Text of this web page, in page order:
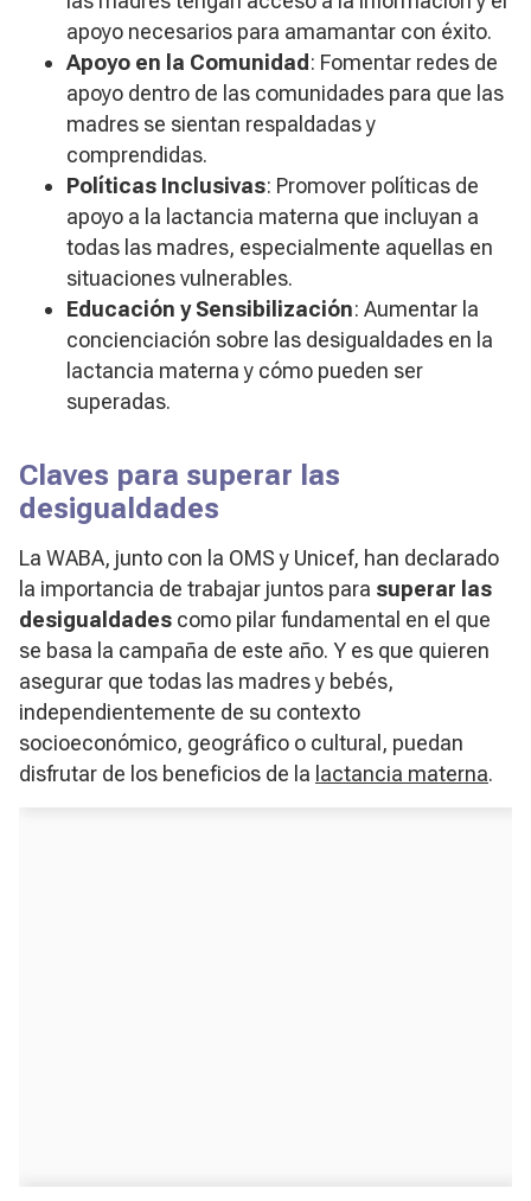
apoyo necesarios para amamantar con éxito.
Apoyo en la Comunidad : Fomentar redes de
apoyo dentro de las comunidades para que las
madres se sientan respaldadas y
comprendidas.
Políticas Inclusivas: Promover políticas de
apoyo a la lactancia materna que incluyan a
todas las madres, especialmente aquellas en
situaciones vulnerables.
Educación y Sensibilización: Aumentar la
concienciación sobre las desigualdades en la
lactancia materna y cómo pueden ser
superadas.
Claves para superar las
desigualdades
La WABA, junto con la OMS y Unicef, han declarado
la importancia de trabajar juntos para superar las
desigualdades como pilar fundamental en el que
se basa la campaña de este año. Y es que quieren
asegurar que todas las madres y bebés,
independientemente de su contexto
socioeconómico, geográfico o cultural, puedan
disfrutar de los beneficios de la lactancia materna.